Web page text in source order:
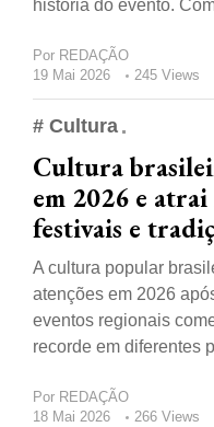
história do evento.
Por REDAÇÃO
19 Mai 2026
245 Views
# Cultura
Cultura
em 2026 e
festivais e
A cultura popular
atenções em 2026
eventos regionais
recorde em diferentes
Por REDAÇÃO
18 Mai 2026
266 Views